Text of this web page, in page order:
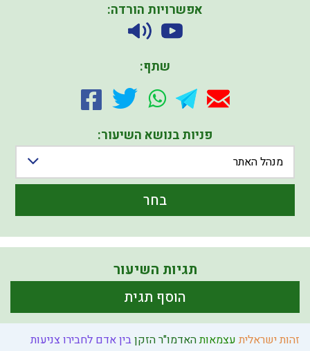
זהות ישראלית עצמאותהאדמו"ר הזקןבין אדם לחבירו צניעות
אפשרויות הורדה:
שתף:
פניות בנושא השיעור:
מנהל האתר
בחר
תגיות השיעור
הוסף תגית